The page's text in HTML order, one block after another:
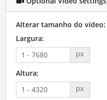
Alterar tamanho do vídeo:
Largura:
px
Altura:
px